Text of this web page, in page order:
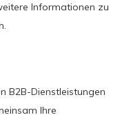
Informationen zu
B2B-Dienstleistungen
Ihre